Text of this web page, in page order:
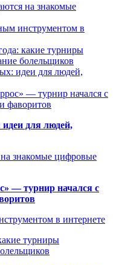
на знакомые
инструментом в
какие турниры
болельщиков
идеи для людей,
— турнир начался с
фаворитов
для людей,
знакомые цифровые
— турнир начался с
в интернете
турниры